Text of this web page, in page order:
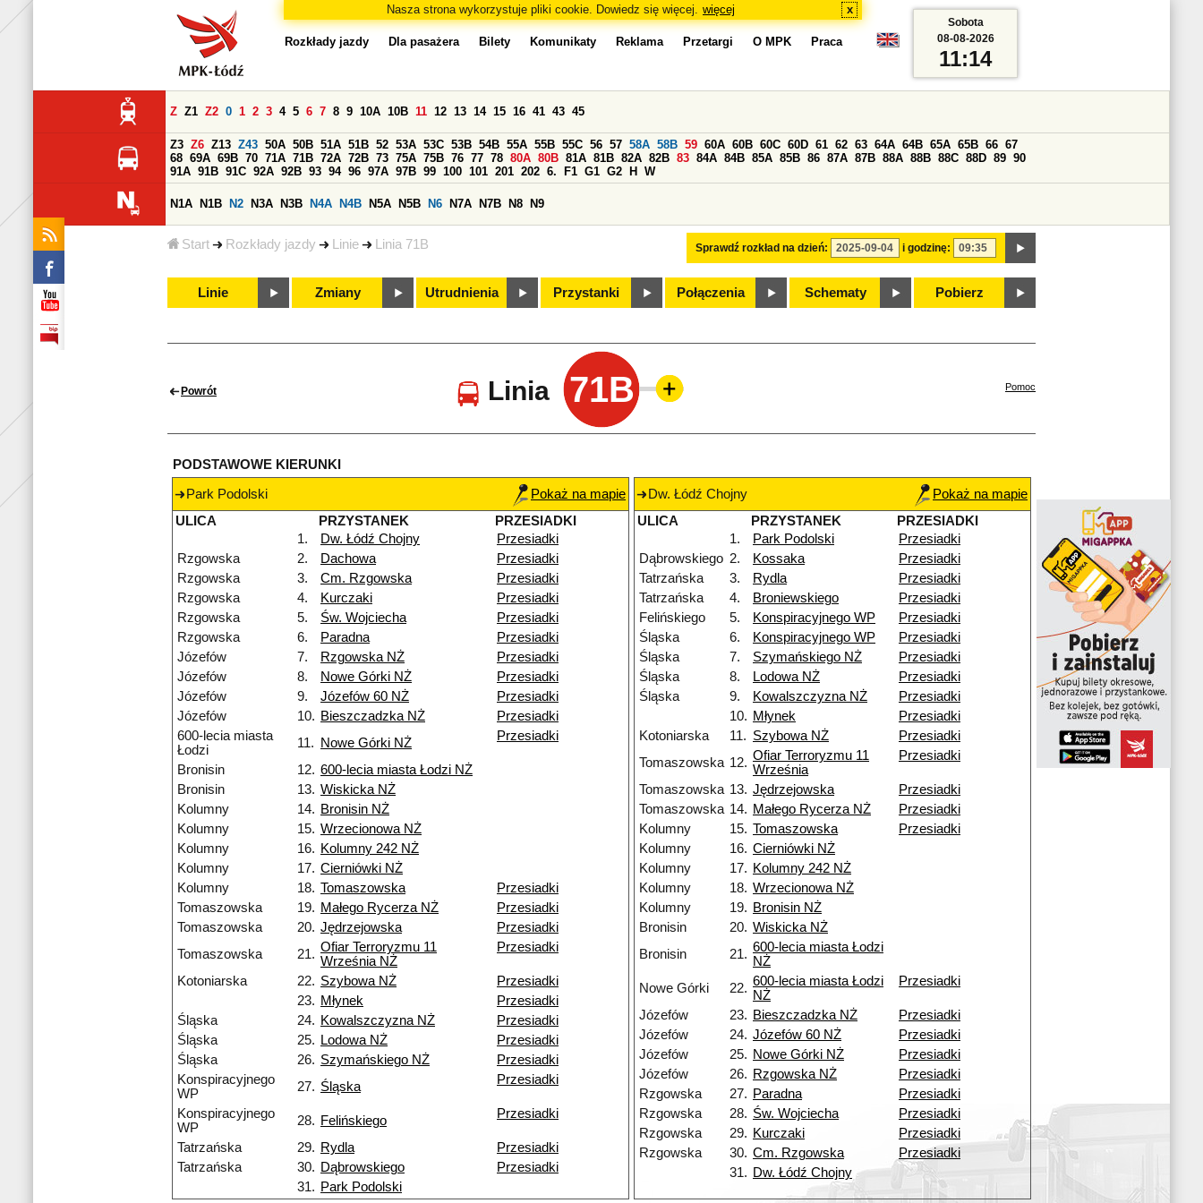
Nasza strona wykorzystuje pliki cookie. Dowiedz się więcej. więcej x
Start Rozkłady jazdy Linie Linia 71B
Rozkłady jazdy Dla pasażera Bilety Komunikaty Reklama Przetargi O MPK Praca
Sprawdź rozkład na dzień: i godzinę:
Z Z1 Z2 0 1 2 3 4 5 6 7 8 9 10A 10B 11 12 13 14 15 16 41 43 45
Z3 Z6 Z13 Z43 50A 50B 51A 51B 52 53A 53C 53B 54B 55A 55B 55C 56 57 58A 58B 59 60A 60B 60C 60D 61 62 63 64A 64B 65A 65B 66 67
68 69A 69B 70 71A 71B 72A 72B 73 75A 75B 76 77 78 80A 80B 81A 81B 82A 82B 83 84A 84B 85A 85B 86 87A 87B 88A 88B 88C 88D 89 90
91A 91B 91C 92A 92B 93 94 96 97A 97B 99 100 101 201 202 6. F1 G1 G2 H W
N1A N1B N2 N3A N3B N4A N4B N5A N5B N6 N7A N7B N8 N9
Linie Zmiany Utrudnienia Przystanki Połączenia Schematy Pobierz
Sobota
08-08-2026
11:14
Powrót Linia 71B Pomoc
PODSTAWOWE KIERUNKI
Park Podolski
Pokaż na mapie
ULICA
PRZYSTANEK
PRZESIADKI
1.
Dw. Łódź Chojny
Przesiadki
Rzgowska
2. Dachowa
Przesiadki
Rzgowska
3. Cm. Rzgowska
Przesiadki
Rzgowska
4. Kurczaki
Przesiadki
Rzgowska
5. Św. Wojciecha
Przesiadki
Rzgowska
6. Paradna
Przesiadki
Józefów
7. Rzgowska NŻ
Przesiadki
Józefów
8. Nowe Górki NŻ
Przesiadki
Józefów
9. Józefów 60 NŻ
Przesiadki
Józefów
10. Bieszczadzka NŻ
Przesiadki
600-lecia miasta
Łodzi
11. Nowe Górki NŻ Przesiadki
Bronisin 12. 600-lecia miasta Łodzi NŻ
Bronisin
13. Wiskicka NŻ
Kolumny
14. Bronisin NŻ
Kolumny
15. Wrzecionowa NŻ
Kolumny
16. Kolumny 242 NŻ
Kolumny
17. Cierniówki NŻ
Kolumny
18. Tomaszowska
Przesiadki
Tomaszowska
19. Małego Rycerza NŻ
Przesiadki
Tomaszowska
20. Jędrzejowska
Przesiadki
Tomaszowska
21. Ofiar Terroryzmu 11
Września NŻ
Przesiadki
Kotoniarska 22. Szybowa NŻ
Przesiadki
23. Młynek
Przesiadki
Śląska
24. Kowalszczyzna NŻ
Przesiadki
Śląska
25. Lodowa NŻ
Przesiadki
Śląska
26. Szymańskiego NŻ
Przesiadki
Konspiracyjnego
WP
27. Śląska Przesiadki
Konspiracyjnego
WP
28. Felińskiego Przesiadki
Tatrzańska 29. Rydla
Przesiadki
Tatrzańska
30. Dąbrowskiego
Przesiadki
31. Park Podolski
Dw. Łódź Chojny
Pokaż na mapie
ULICA
PRZYSTANEK
PRZESIADKI
1.
Park Podolski
Przesiadki
Dąbrowskiego 2. Kossaka
Przesiadki
Tatrzańska
3. Rydla
Przesiadki
Tatrzańska
4. Broniewskiego
Przesiadki
Felińskiego
5. Konspiracyjnego WP
Przesiadki
Śląska
6. Konspiracyjnego WP
Przesiadki
Śląska
7. Szymańskiego NŻ
Przesiadki
Śląska
8. Lodowa NŻ
Przesiadki
Śląska
9. Kowalszczyzna NŻ
Przesiadki
10. Młynek
Przesiadki
Kotoniarska
11. Szybowa NŻ
Przesiadki
Tomaszowska 12. Ofiar Terroryzmu 11
Września
Przesiadki
Tomaszowska 13. Jędrzejowska
Przesiadki
Tomaszowska 14. Małego Rycerza NŻ
Przesiadki
Kolumny
15. Tomaszowska
Przesiadki
Kolumny
16. Cierniówki NŻ
Kolumny
17. Kolumny 242 NŻ
Kolumny
18. Wrzecionowa NŻ
Kolumny
19. Bronisin NŻ
Bronisin
20. Wiskicka NŻ
Bronisin
21. 600-lecia miasta Łodzi
NŻ
Nowe Górki
22. 600-lecia miasta Łodzi
NŻ
Przesiadki
Józefów 23. Bieszczadzka NŻ
Przesiadki
Józefów
24. Józefów 60 NŻ
Przesiadki
Józefów
25. Nowe Górki NŻ
Przesiadki
Józefów
26. Rzgowska NŻ
Przesiadki
Rzgowska
27. Paradna
Przesiadki
Rzgowska
28. Św. Wojciecha
Przesiadki
Rzgowska
29. Kurczaki
Przesiadki
Rzgowska
30. Cm. Rzgowska
Przesiadki
31. Dw. Łódź Chojny